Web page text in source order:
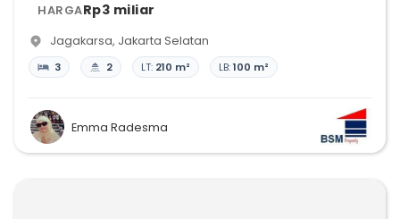
HARGARp3 miliar
Jagakarsa, Jakarta Selatan
3 2 LT: 210 m² LB:100 m²
Emma Radesma